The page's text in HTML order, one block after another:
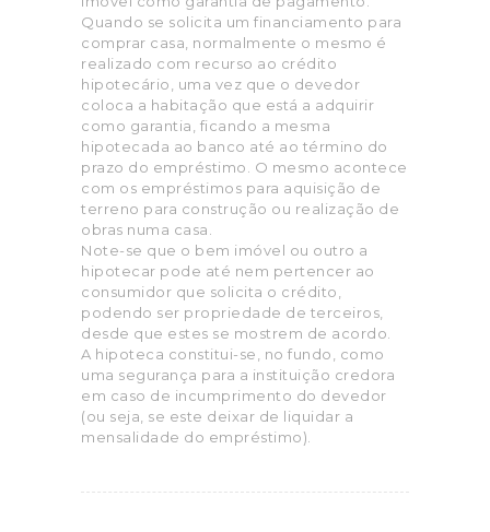
Quando se solicita um financiamento para
comprar casa, normalmente o mesmo é
realizado com recurso ao crédito
hipotecário, uma vez que o devedor
coloca a habitação que está a adquirir
como garantia, ficando a mesma
hipotecada ao banco até ao término do
prazo do empréstimo. O mesmo acontece
com os empréstimos para aquisição de
terreno para construção ou realização de
obras numa casa.
Note-se que o bem imóvel ou outro a
hipotecar pode até nem pertencer ao
consumidor que solicita o crédito,
podendo ser propriedade de terceiros,
desde que estes se mostrem de acordo.
A hipoteca constitui-se, no fundo, como
uma segurança para a instituição credora
em caso de incumprimento do devedor
(ou seja, se este deixar de liquidar a
mensalidade do empréstimo).